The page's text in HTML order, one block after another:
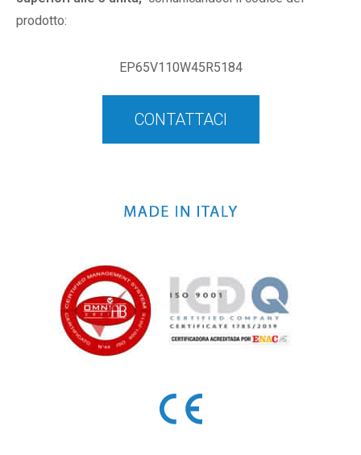
prodotto:
EP65V110W45R5184
CONTATTACI